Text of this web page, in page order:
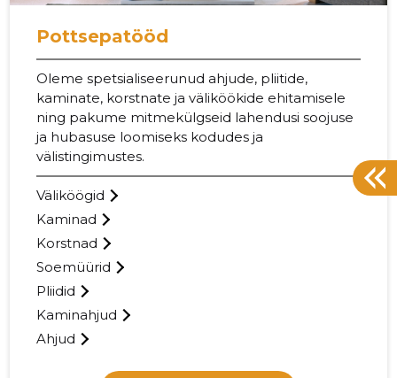
Pottsepatööd
Oleme spetsialiseerunud ahjude, pliitide,
kaminate, korstnate ja väliköökide ehitamisele
ning pakume mitmekülgseid lahendusi soojuse
ja hubasuse loomiseks kodudes ja
välistingimustes.
Väliköögid
Kaminad
Korstnad
Soemüürid
Pliidid
Kaminahjud
Ahjud